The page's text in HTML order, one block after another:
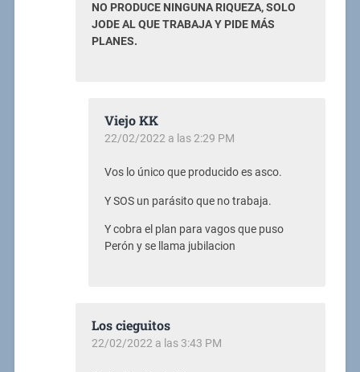
NO PRODUCE NINGUNA RIQUEZA, SOLO
JODE AL QUE TRABAJA Y PIDE MÁS
PLANES.
Viejo KK
22/02/2022 a las 2:29 PM
Vos lo único que producido es asco.
Y SOS un parásito que no trabaja.
Y cobra el plan para vagos que puso
Perón y se llama jubilacion
Los cieguitos
22/02/2022 a las 3:43 PM